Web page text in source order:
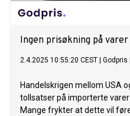
Ingen prisøkning på
2.4.2025 10:55:20 CEST Godpris
Handelskrigen mellom USA
tollsatser på importerte
Mange frykter at dette vil